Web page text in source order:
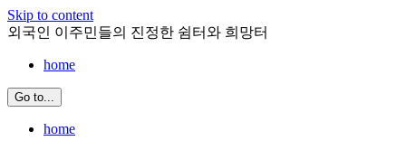
Skip to content
외국인 이주민들의 진정한 쉼터와 희망터
home
Go to...
home